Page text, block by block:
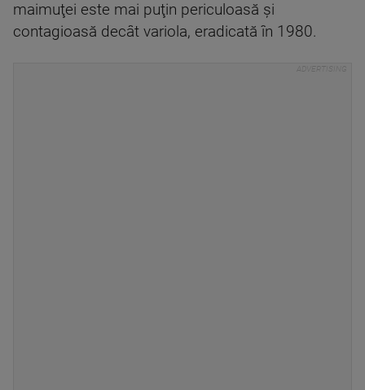
maimuţei este mai puţin periculoasă şi
contagioasă decât variola, eradicată în 1980.